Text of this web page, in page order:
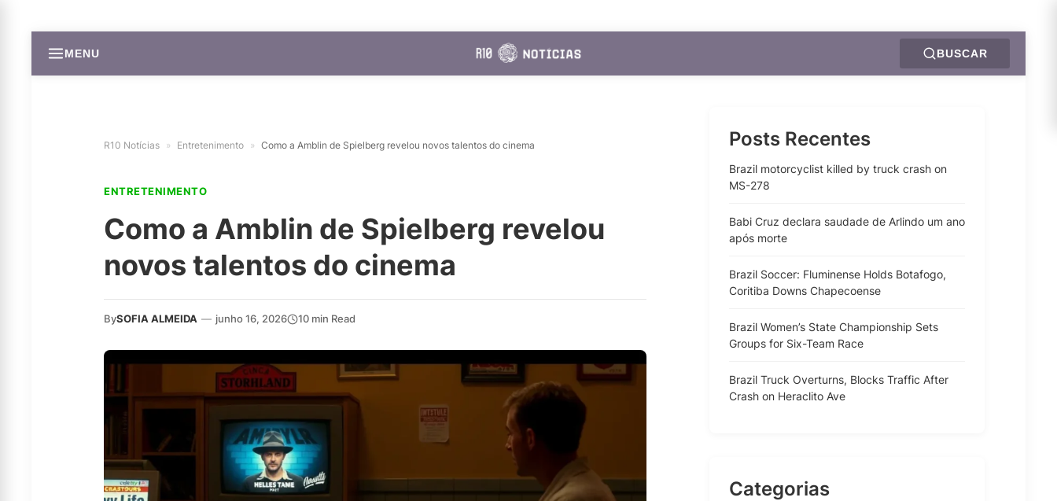
MENU BUSCAR
R10 Notícias » Entretenimento » Como a Amblin de Spielberg revelou novos talentos do cinema
ENTRETENIMENTO
Como a Amblin de Spielberg revelou
novos talentos do cinema
BySOFIA ALMEIDA — junho 16, 2026 10 min Read
Posts Recentes
Brazil motorcyclist killed by truck crash on
MS-278
Babi Cruz declara saudade de Arlindo um ano
após morte
Brazil Soccer: Fluminense Holds Botafogo,
Coritiba Downs Chapecoense
Brazil Women’s State Championship Sets
Groups for Six-Team Race
Brazil Truck Overturns, Blocks Traffic After
Crash on Heraclito Ave
Categorias